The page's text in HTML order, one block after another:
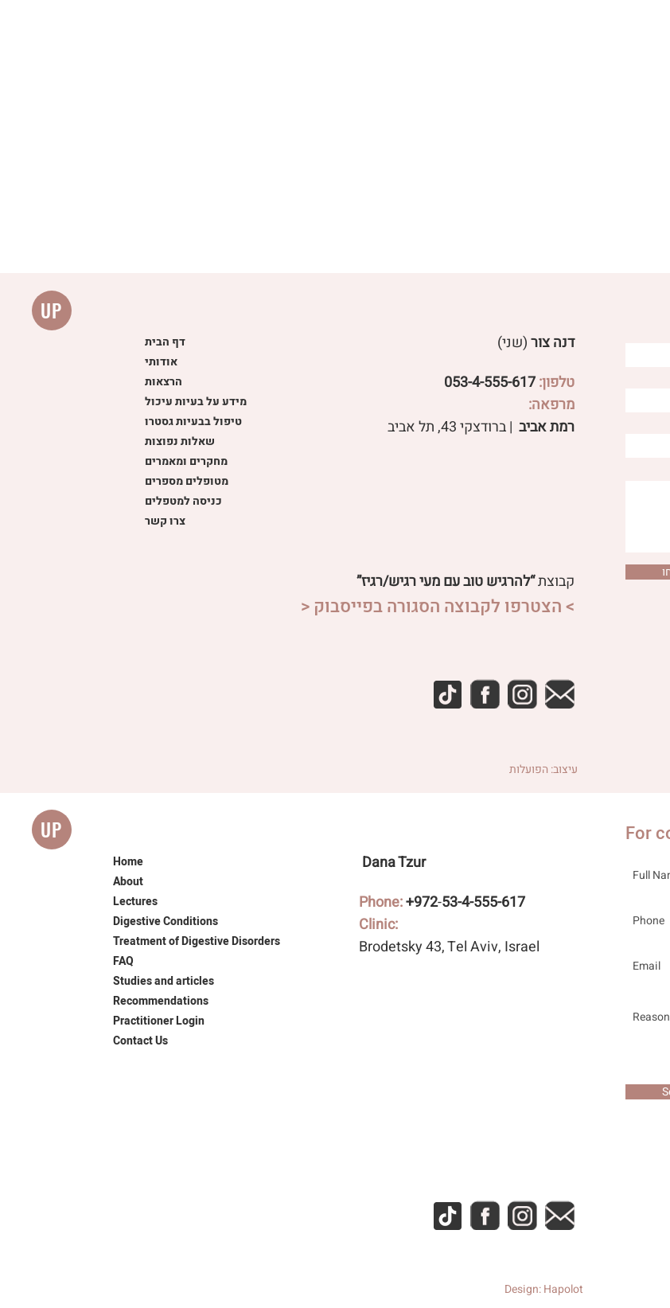
UP
דף הבית
אודותי
הרצאות
מידע על בעיות עיכול
טיפול בבעיות גסטרו
שאלות נפוצות
מחקרים ומאמרים
מטופלים מספרים
כניסה למטפלים
צרו קשר
דנה צור(שני)
טלפון:053-4-555-617
מרפאה:
רמת אביב | ברודצקי 43, תל אביב​
קבוצת“להרגיש טוב עם מעי רגיש/רגיז”
> הצטרפו לקבוצה הסגורה בפייסבוק <
עיצוב: הפועלות
UP
Home
About
Lectures
Digestive Conditions
Treatment of Digestive Disorders
FAQ
Studies and articles
Recommendations
Practitioner Login
Contact Us
For
Phone:+972-53-4-555-617
Clinic:
Brodetsky 43, Tel Aviv, Israel
Dana Tzur
Design: Hapolot